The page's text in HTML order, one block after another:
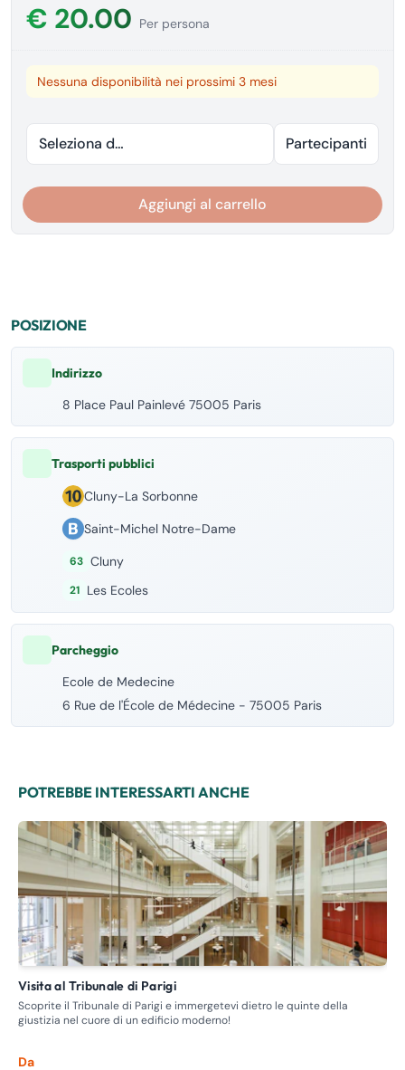
€ 20.00 Per persona
Nessuna disponibilità nei prossimi 3 mesi
Seleziona data Partecipanti
Aggiungi al carrello
POSIZIONE
Indirizzo
8 Place Paul Painlevé 75005 Paris
Trasporti pubblici
Cluny-La Sorbonne
Saint-Michel Notre-Dame
63 Cluny
21 Les Ecoles
Parcheggio
Ecole de Medecine
6 Rue de l'École de Médecine - 75005 Paris
POTREBBE INTERESSARTI ANCHE
Visita al Tribunale di Parigi
Scoprite il Tribunale di Parigi e immergetevi dietro le quinte della
giustizia nel cuore di un edificio moderno!
Da